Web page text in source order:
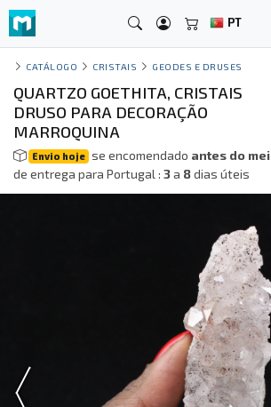
PT
CATÁLOGO CRISTAIS GEODES E DRUSES
QUARTZO GOETHITA, CRISTAIS
DRUSO PARA DECORAÇÃO
MARROQUINA
Envio hoje se encomendado antes do
de entrega para Portugal : 3a 8dias úteis